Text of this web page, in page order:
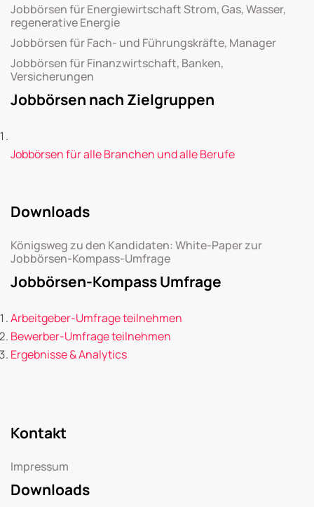
Jobbörsen für Energiewirtschaft Strom, Gas, Wasser,
regenerative Energie
Jobbörsen für Fach- und Führungskräfte, Manager
Jobbörsen für Finanzwirtschaft, Banken,
Versicherungen
Jobbörsen nach Zielgruppen
Jobbörsen für alle Branchen und alle Berufe
Downloads
Königsweg zu den Kandidaten: White-Paper zur
Jobbörsen-Kompass-Umfrage
Jobbörsen-Kompass Umfrage
Arbeitgeber-Umfrage teilnehmen
Bewerber-Umfrage teilnehmen
Ergebnisse & Analytics
Kontakt
Impressum
Downloads